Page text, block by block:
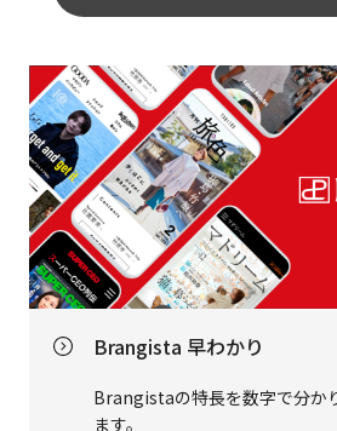
Brangista 早わかり
Brangistaの特長を数字で分か
ます。